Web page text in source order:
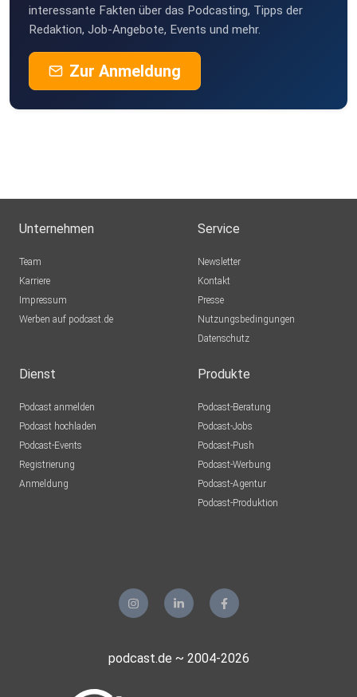
interessante Fakten über das Podcasting, Tipps der
Redaktion, Job-Angebote, Events und mehr.
Zur Anmeldung
Unternehmen
Team
Karriere
Impressum
Werben auf podcast.de
Service
Newsletter
Kontakt
Presse
Nutzungsbedingungen
Datenschutz
Dienst
Podcast anmelden
Podcast hochladen
Podcast-Events
Registrierung
Anmeldung
Produkte
Podcast-Beratung
Podcast-Jobs
Podcast-Push
Podcast-Werbung
Podcast-Agentur
Podcast-Produktion
podcast.de ~ 2004-2026